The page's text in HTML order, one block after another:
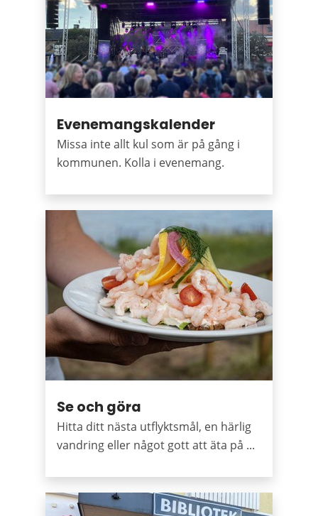
Evenemangskalender
Missa inte allt kul som är på gång i
kommunen. Kolla i evenemang.
Se och göra
Hitta ditt nästa utflyktsmål, en härlig
vandring eller något gott att äta på ...